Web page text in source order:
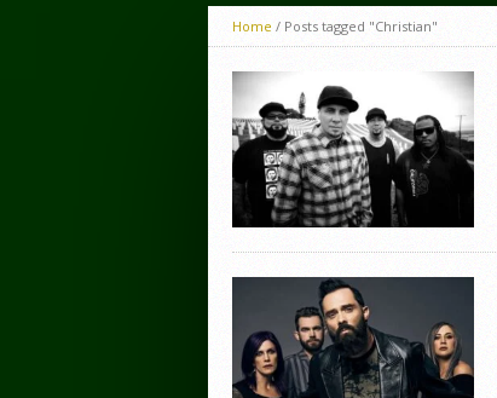
Home / Posts tagged "Christian"